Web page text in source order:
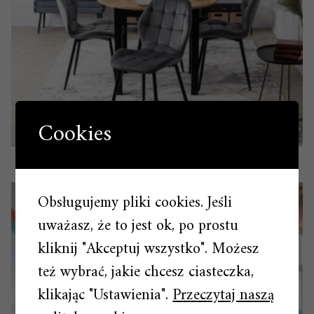
Cookies
Obsługujemy pliki cookies. Jeśli
uważasz, że to jest ok, po prostu
kliknij "Akceptuj wszystko". Możesz
też wybrać, jakie chcesz ciasteczka,
klikając "Ustawienia".Przeczytaj naszą